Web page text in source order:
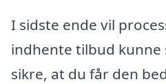
I sidste ende vil
indhente tilbud kunne
sikre, at du får den